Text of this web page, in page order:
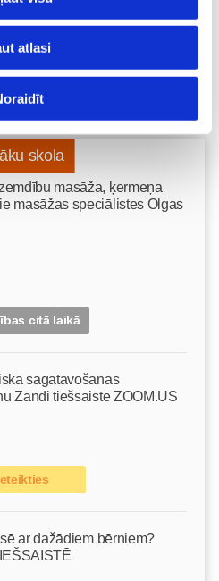
atlasi
skola
masāža, ķermeņa
masāžas speciālistes Olgas
citā laikā
sagatavošanās
Zandi tiešsaistē ZOOM.US
ar dažādiem bērniem?